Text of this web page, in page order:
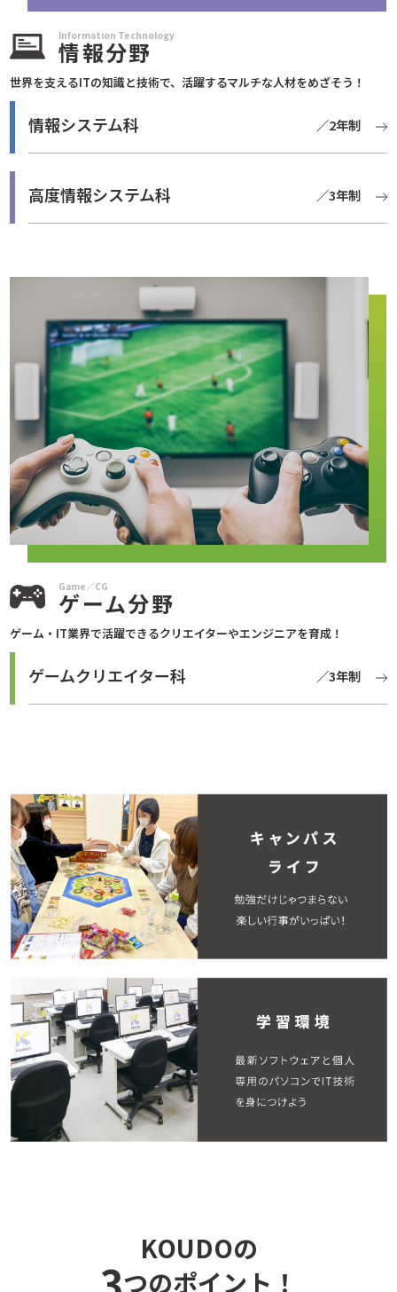
Information Technology
情報分野
世界を支えるITの知識と技術で、 活躍するマルチな人材をめざそう！
情報システム科 ／2年制
高度情報システム科 ／3年制
Game／CG
ゲーム分野
ゲーム・IT業界で活躍できるクリエイターやエンジニアを育成！
ゲームクリエイター科 ／3年制
KOUDOの
つのポイント！